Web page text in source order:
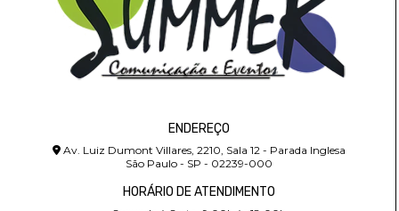
ENDEREÇO
Av. Luiz Dumont Villares, 2210, Sala 12 - Parada Inglesa
São Paulo - SP - 02239-000
HORÁRIO DE ATENDIMENTO